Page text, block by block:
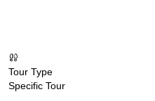
Tour Type
Specific Tour